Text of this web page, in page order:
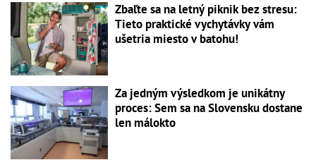
Zbaľte sa na letný piknik bez stresu:
Tieto praktické vychytávky vám
ušetria miesto v batohu!
Za jedným výsledkom je unikátny
proces: Sem sa na Slovensku dostane
len málokto